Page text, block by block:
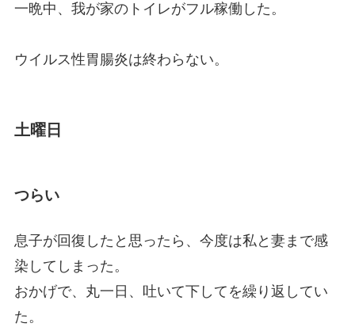
一晩中、我が家のトイレがフル稼働した。
ウイルス性胃腸炎は終わらない。
土曜日
つらい
息子が回復したと思ったら、今度は私と妻まで感
染してしまった。
おかげで、丸一日、吐いて下してを繰り返してい
た。